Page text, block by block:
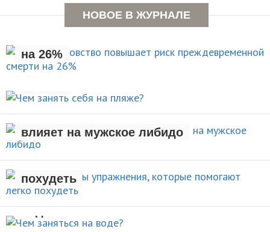
НОВОЕ В ЖУРНАЛЕ
Раннее отцовство повышает
на 26%
Чем занять себя на
АКТИВНЫЙ ОТДЫХ
Рождение ребенка негативно
влияет на мужское либидо
НОВОСТИ
Стали известны упражнения,
которые помогают легко
похудеть
НОВОСТИ
Чем заняться на
воде?
Кому нельзя делать упражнения